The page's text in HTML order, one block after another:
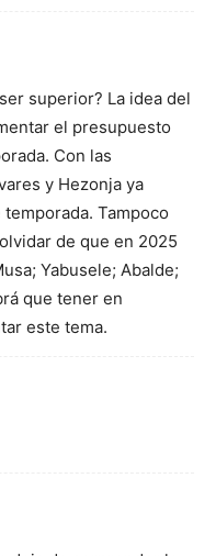
superior? La idea del
el presupuesto
Con las
y Hezonja ya
Tampoco
de que en 2025
Yabusele; Abalde;
que tener en
este tema.